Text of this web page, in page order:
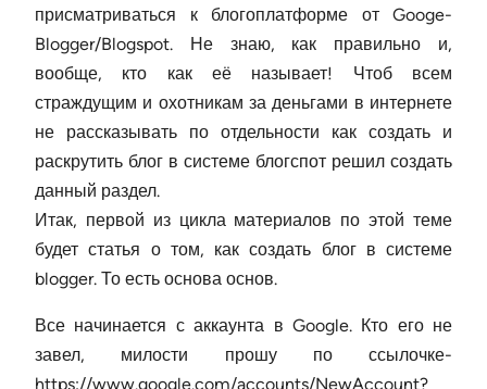
присматриваться к блогоплатформе от Googe-
Blogger/Blogspot. Не знаю, как правильно и,
вообще, кто как её называет! Чтоб всем
страждущим и охотникам за деньгами в интернете
не рассказывать по отдельности как создать и
раскрутить блог в системе блогспот решил создать
данный раздел.
Итак, первой из цикла материалов по этой теме
будет статья о том, как создать блог в системе
blogger. То есть основа основ.
Все начинается с аккаунта в Google. Кто его не
завел, милости прошу по ссылочке-
https://www.google.com/accounts/NewAccount?